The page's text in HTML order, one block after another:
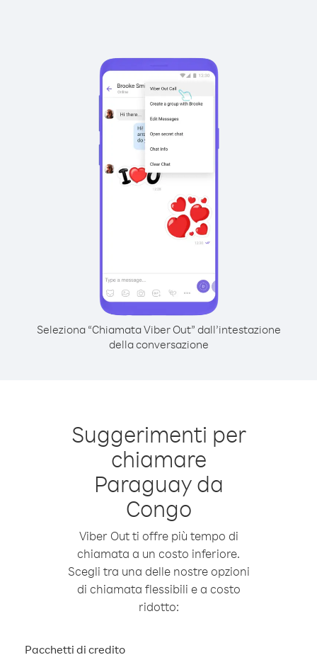
Seleziona “Chiamata Viber Out” dall’intestazione
della conversazione
Suggerimenti per
chiamare
Paraguay da
Congo
Viber Out ti offre più tempo di
chiamata a un costo inferiore.
Scegli tra una delle nostre opzioni
di chiamata flessibili e a costo
ridotto:
Pacchetti di credito